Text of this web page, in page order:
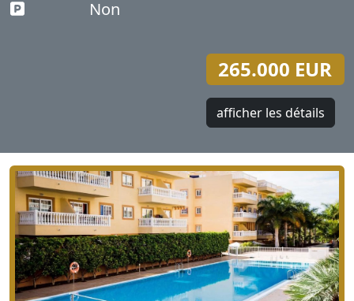
Non
265.000 EUR
afficher les détails